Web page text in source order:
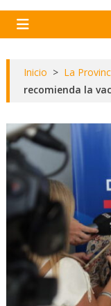
Inicio > La
recomienda la